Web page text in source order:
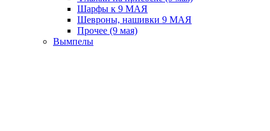
Шарфы к 9 МАЯ
Шевроны, нашивки 9 МАЯ
Прочее (9 мая)
Вымпелы